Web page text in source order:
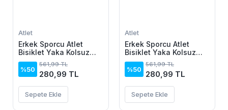
Atlet
Erkek Sporcu Atlet
Bisiklet Yaka Kolsuz
Yazlık Atlet -
Kahverengi
%50
561,99 TL
280,99 TL
Sepete Ekle
Atlet
Erkek Sporcu Atlet
Bisiklet Yaka Kolsuz
Yazlık Atlet - Lacivert
%50
561,99 TL
280,99 TL
Sepete Ekle